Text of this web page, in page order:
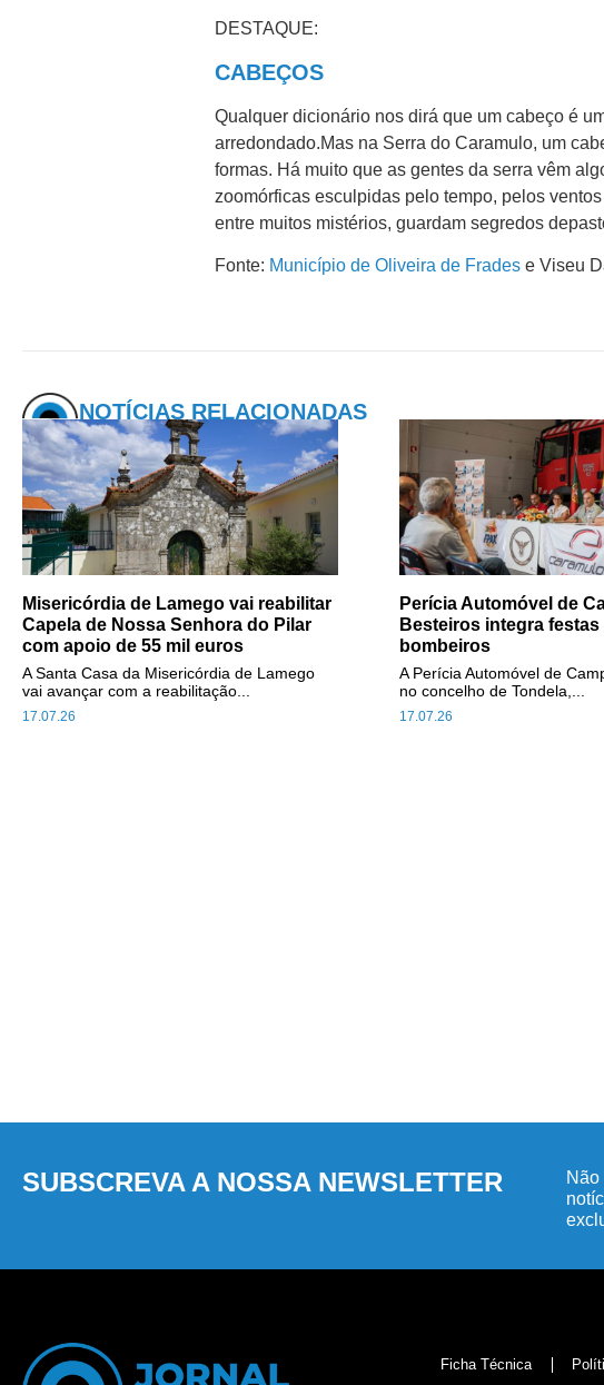
DESTAQUE:
CABEÇOS
Qualquer dicionário nos dirá que um cabeço é
arredondado.Mas na Serra do Caramulo, um
formas. Há muito que as gentes da serra vêm
zoomórficas esculpidas pelo tempo, pelos
entre muitos mistérios, guardam segredos
Fonte: Município de Oliveira de Frades e Viseu
NOTÍCIAS RELACIONADAS
Misericórdia de Lamego vai reabilitar
Capela de Nossa Senhora do Pilar
com apoio de 55 mil euros
17.07.26
A Santa Casa da Misericórdia de Lamego
vai avançar com a reabilitação...
Perícia Automóvel de
Besteiros integra
bombeiros
17.07.26
A Perícia Automóvel de
no concelho de Tondela,...
SUBSCREVA A NOSSA NEWSLETTER
Não
Ficha Técnica